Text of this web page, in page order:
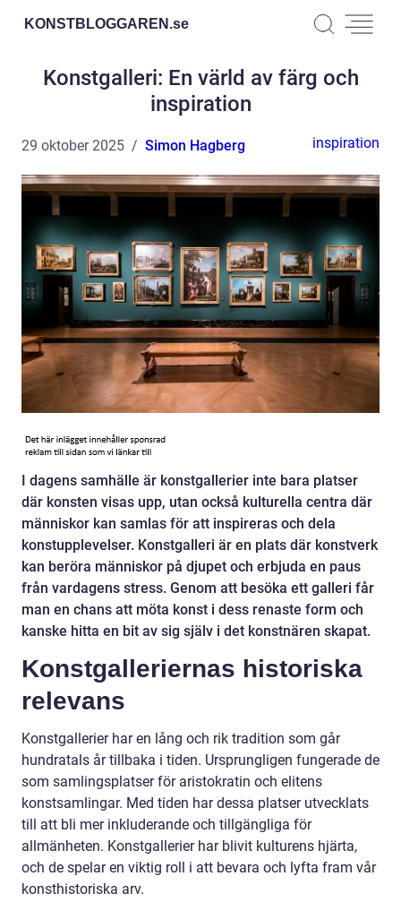
KONSTBLOGGAREN.se
Konstgalleri: En värld av färg och
inspiration
29 oktober 2025 Simon Hagberg inspiration
I dagens samhälle är konstgallerier inte bara platser
där konsten visas upp, utan också kulturella centra där
människor kan samlas för att inspireras och dela
konstupplevelser. Konstgalleri är en plats där konstverk
kan beröra människor på djupet och erbjuda en paus
från vardagens stress. Genom att besöka ett galleri får
man en chans att möta konst i dess renaste form och
kanske hitta en bit av sig själv i det konstnären skapat.
Konstgalleriernas historiska
relevans
Konstgallerier har en lång och rik tradition som går
hundratals år tillbaka i tiden. Ursprungligen fungerade de
som samlingsplatser för aristokratin och elitens
konstsamlingar. Med tiden har dessa platser utvecklats
till att bli mer inkluderande och tillgängliga för
allmänheten. Konstgallerier har blivit kulturens hjärta,
och de spelar en viktig roll i att bevara och lyfta fram vår
konsthistoriska arv.